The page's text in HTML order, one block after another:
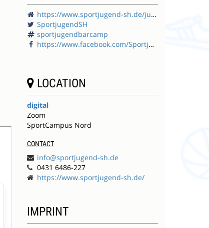
https://www.sportjugend-sh.de/junges-engagement/sportjugendbarcamp/
SportjugendSH
sportjugendbarcamp
https://www.facebook.com/SportjugendSchleswigHolstein
LOCATION
digital
Zoom
SportCampus Nord
CONTACT
info@sportjugend-sh.de
0431 6486-227
https://www.sportjugend-sh.de/
IMPRINT